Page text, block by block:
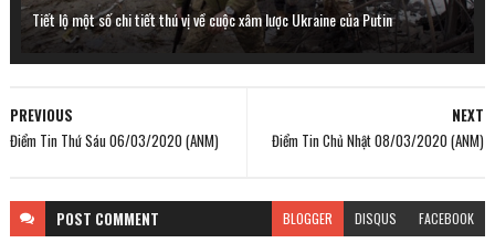
Tiết lộ một số chi tiết thú vị về cuộc xâm lược Ukraine của Putin
NEXT
Điểm Tin Chủ Nhật 08/03/2020 (ANM)
PREVIOUS
Điểm Tin Thứ Sáu 06/03/2020 (ANM)
POST COMMENT BLOGGER DISQUS FACEBOOK